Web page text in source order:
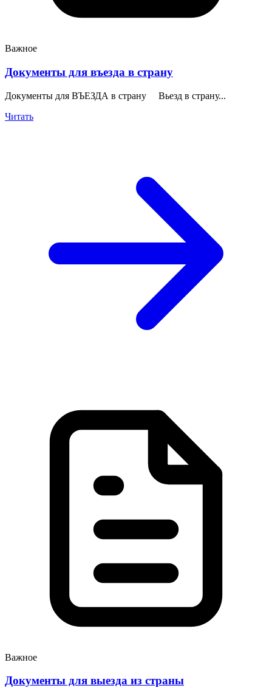
Важное
Документы для въезда в страну
Документы для ВЪЕЗДА в страну Вьезд в страну...
Читать
Важное
Документы для выезда из страны